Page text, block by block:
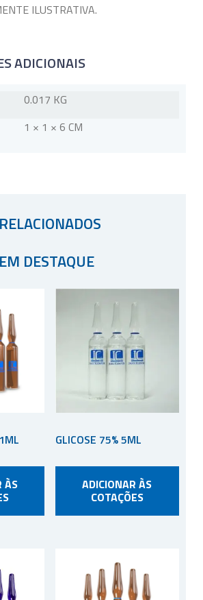
ILUSTRATIVA.
ADICIONAIS
0.017 KG
1 × 1 × 6 CM
DESTAQUE
ÀS
GLICOSE 75% 5ML
ADICIONAR ÀS
COTAÇÕES